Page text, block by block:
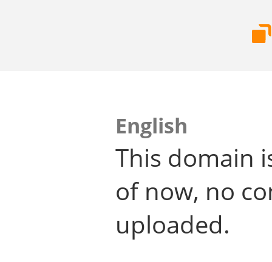
English
This domain
of now, no
uploaded.